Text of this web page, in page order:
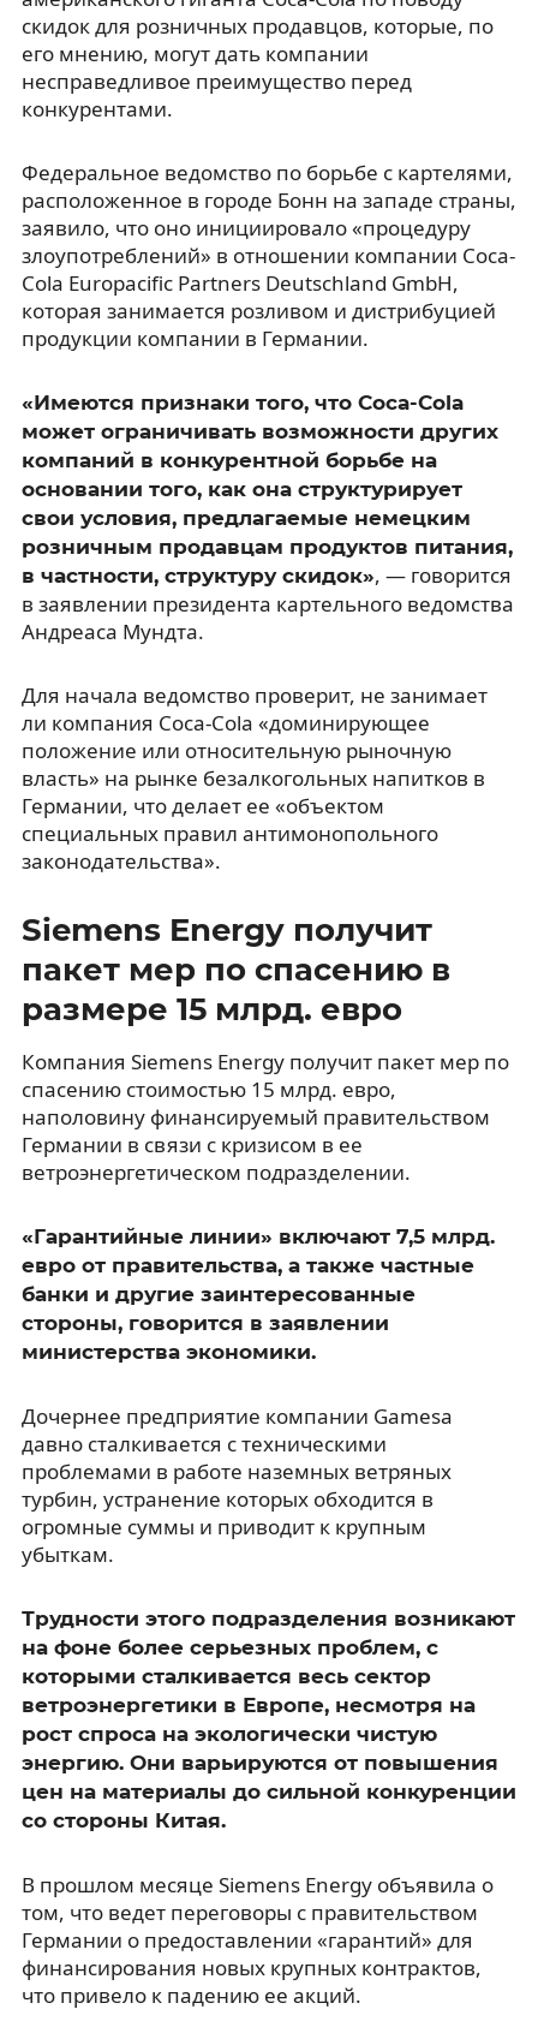
скидок для розничных продавцов, которые, по
его мнению, могут дать компании
несправедливое преимущество перед
конкурентами.
Федеральное ведомство по борьбе с картелями,
расположенное в городе Бонн на западе страны,
заявило, что оно инициировало «процедуру
злоупотреблений» в отношении компании Coca-
Cola Europacific Partners Deutschland GmbH,
которая занимается розливом и дистрибуцией
продукции компании в Германии.
«Имеются признаки того, что Coca-Cola
может ограничивать возможности других
компаний в конкурентной борьбе на
основании того, как она структурирует
свои условия, предлагаемые немецким
розничным продавцам продуктов питания,
в частности, структуру скидок», — говорится
в заявлении президента картельного ведомства
Андреаса Мундта.
Для начала ведомство проверит, не занимает
ли компания Coca-Cola «доминирующее
положение или относительную рыночную
власть» на рынке безалкогольных напитков в
Германии, что делает ее «объектом
специальных правил антимонопольного
законодательства».
Siemens Energy получит
пакет мер по спасению в
размере 15 млрд. евро
Компания Siemens Energy получит пакет мер по
спасению стоимостью 15 млрд. евро,
наполовину финансируемый правительством
Германии в связи с кризисом в ее
ветроэнергетическом подразделении.
«Гарантийные линии» включают 7,5 млрд.
евро от правительства, а также частные
банки и другие заинтересованные
стороны, говорится в заявлении
министерства экономики.
Дочернее предприятие компании Gamesa
давно сталкивается с техническими
проблемами в работе наземных ветряных
турбин, устранение которых обходится в
огромные суммы и приводит к крупным
убыткам.
Трудности этого подразделения возникают
на фоне более серьезных проблем, с
которыми сталкивается весь сектор
ветроэнергетики в Европе, несмотря на
рост спроса на экологически чистую
энергию. Они варьируются от повышения
цен на материалы до сильной конкуренции
со стороны Китая.
В прошлом месяце Siemens Energy объявила о
том, что ведет переговоры с правительством
Германии о предоставлении «гарантий» для
финансирования новых крупных контрактов,
что привело к падению ее акций.